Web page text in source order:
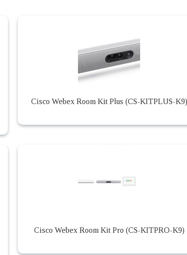
Cisco Webex Room Kit Plus (CS-KITPLUS-K9)
Cisco Webex Room Kit Pro (CS-KITPRO-K9)